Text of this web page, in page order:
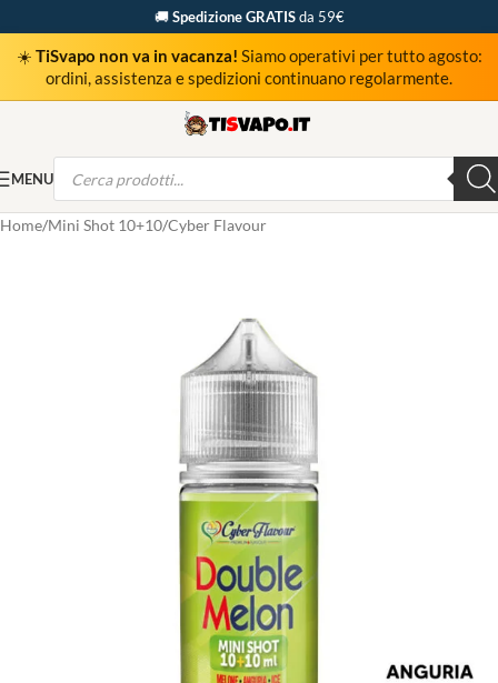
🚚Spedizione GRATISda 59€
☀️ TiSvapo non va in vacanza! Siamo operativi per tutto agosto:
ordini, assistenza e spedizioni continuano regolarmente.
MENU
Home Mini Shot 10+10 Cyber Flavour